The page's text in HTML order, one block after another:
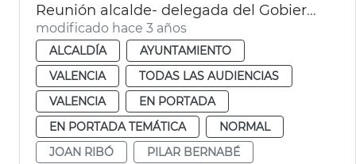
Reunión alcalde- delegada del Gobierno
modificado hace 3 años
ALCALDÍA
AYUNTAMIENTO
VALENCIA
TODAS LAS AUDIENCIAS
VALENCIA
EN PORTADA
EN PORTADA TEMÁTICA
NORMAL
JOAN RIBÓ
PILAR BERNABÉ